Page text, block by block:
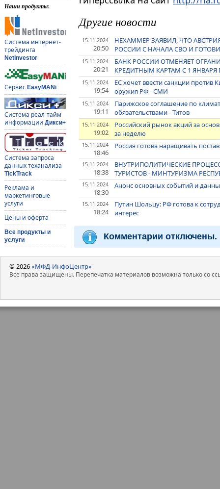
Наши продукты:
Система интернет-
трейдинга
NetInvestor
Сервис EasyMANi
Система реал-тайм
информации Дикси+
Система запроса
данных теханализа
TickTrack
Реклама и
маркетинговые
услуги
Цены и оферта
Все продукты и
услуги
Другие новости
15.11.2024
20:50
НЕХАММЕР ЗАЯВИЛ, ЧТО
РОССИИ С НАЧАЛА СВО И
15.11.2024
20:21
БАНК РОССИИ ОТМЕНЯЕТ
КРЕДИТНЫМ КАРТАМ С 1 ЯНВАРЯ
15.11.2024
19:54
ЕС хочет ввести санкции против
оружия РФ - СМИ
15.11.2024
19:11
Парижское соглашение по
обязательствами - Титов
15.11.2024
19:02
Российский рынок акций за
за неделю
15.11.2024
18:46
Россия готова наращивать
15.11.2024
18:38
ВНУТРИПОЛИТИЧЕСКИЕ
ТУРИСТОВ - МИНТУРИЗМА
15.11.2024
18:30
Анонс основных событий и
15.11.2024
18:24
Путин Шольцу: РФ готова к
интерес
Комментарии отключены.
© 2026«МФД-ИнфоЦентр»
Все права защищены. Перепечатка материалов возможна только со